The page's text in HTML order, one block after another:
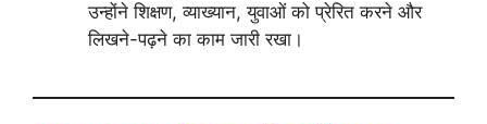
उन्होंने शिक्षण, व्याख्यान, युवाओं को प्रेरित करने और
लिखने-पढ़ने का काम जारी रखा।